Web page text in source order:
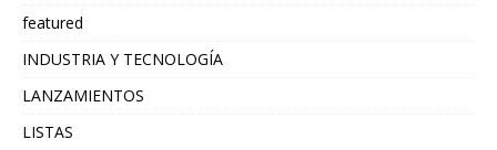
featured
INDUSTRIA Y TECNOLOGÍA
LANZAMIENTOS
LISTAS